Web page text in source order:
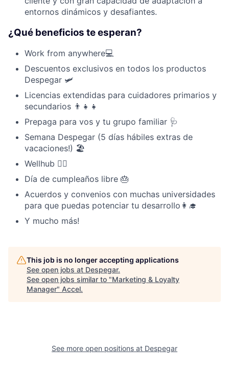
entornos dinámicos y desafiantes.
¿Qué beneficios te esperan?
Work from anywhere💻
Descuentos exclusivos en todos los productos
Despegar 🛩
Licencias extendidas para cuidadores primarios y
secundarios 👨‍👧‍👧
Prepaga para vos y tu grupo familiar 🩺
Semana Despegar (5 días hábiles extras de
vacaciones!) 🏖
Wellhub 🏋️‍♀️
Día de cumpleaños libre 🎂
Acuerdos y convenios con muchas universidades
para que puedas potenciar tu desarrollo👩‍🎓
Y mucho más!
This job is no longer accepting applications
See open jobs at Despegar.
See open jobs similar to "Marketing & Loyalty
Manager" Accel.
See more open positions at Despegar